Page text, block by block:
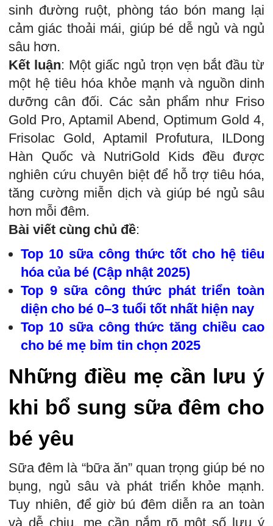
sinh đường ruột, phòng táo bón mang lại
cảm giác thoải mái, giúp bé dễ ngủ và ngủ
sâu hơn.
Kết luận: Một giấc ngủ trọn vẹn bắt đầu từ
một hệ tiêu hóa khỏe mạnh và nguồn dinh
dưỡng cân đối. Các sản phẩm như Friso
Gold Pro, Aptamil Abend, Optimum Gold 4,
Frisolac Gold, Aptamil Profutura, ILDong
Hàn Quốc và NutriGold Kids đều được
nghiên cứu chuyên biệt để hỗ trợ tiêu hóa,
tăng cường miễn dịch và giúp bé ngủ sâu
hơn mỗi đêm.
Bài viết cùng chủ đề:
Top 10 sữa công thức tốt cho hệ tiêu
hóa của bé (Cập nhật 2025)
Top 9 sữa công thức phát triển toàn
diện cho bé 0–3 tuổi tốt nhất hiện nay
Top 10 sữa công thức tăng chiều cao
cho bé mẹ bỉm tin chọn 2025
Những điều mẹ cần lưu ý
khi bổ sung sữa đêm cho
bé yêu
Sữa đêm là “bữa ăn” quan trọng giúp bé no
bụng, ngủ sâu và phát triển khỏe mạnh.
Tuy nhiên, để giờ bú đêm diễn ra an toàn
và dễ chịu, mẹ cần nắm rõ một số lưu ý